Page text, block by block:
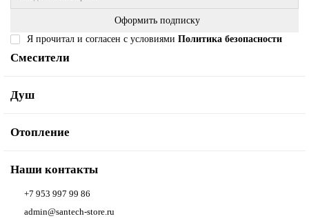
Оформить подписку
Я прочитал и согласен с условиями Политика безопасности
Смесители
Душ
Отопление
Наши контакты
+7 953 997 99 86
admin@santech-store.ru